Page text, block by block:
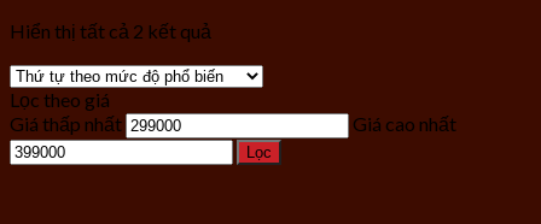
Hiển thị tất cả 2 kết quả
Lọc theo giá
Giá thấp nhất
Giá cao nhất
Lọc